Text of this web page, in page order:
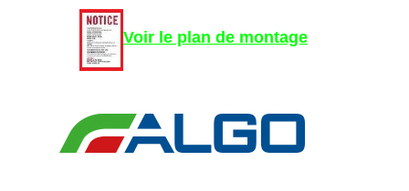
Voir le plan de montage